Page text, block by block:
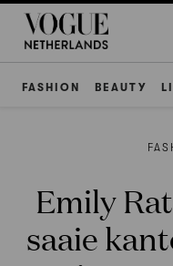
FASHION BEAUTY
Emily
saaie